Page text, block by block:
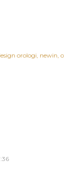
orologi newin